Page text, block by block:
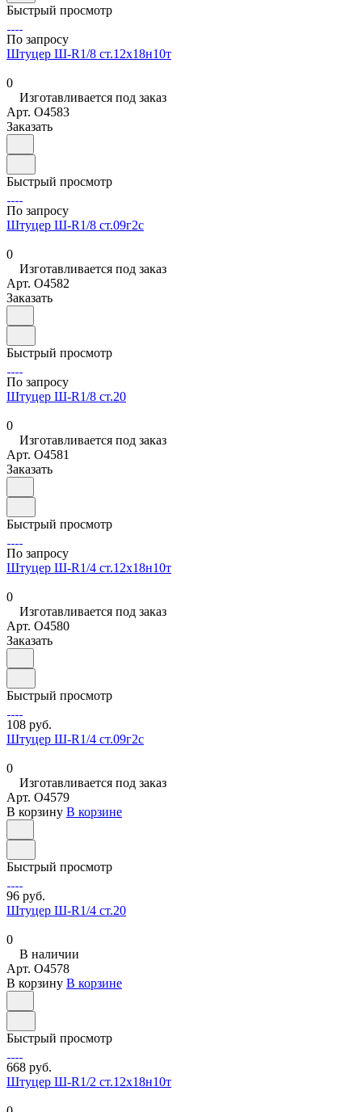
Быстрый просмотр
По запросу
Штуцер Ш-R1/8 ст.12х18н10т
0
Изготавливается под заказ
Арт. O4583
Заказать
Быстрый просмотр
По запросу
Штуцер Ш-R1/8 ст.09г2с
0
Изготавливается под заказ
Арт. O4582
Заказать
Быстрый просмотр
По запросу
Штуцер Ш-R1/8 ст.20
0
Изготавливается под заказ
Арт. O4581
Заказать
Быстрый просмотр
По запросу
Штуцер Ш-R1/4 ст.12х18н10т
0
Изготавливается под заказ
Арт. O4580
Заказать
Быстрый просмотр
108 руб.
Штуцер Ш-R1/4 ст.09г2с
0
Изготавливается под заказ
Арт. O4579
В корзину В корзине
Быстрый просмотр
96 руб.
Штуцер Ш-R1/4 ст.20
0
В наличии
Арт. O4578
В корзину В корзине
Быстрый просмотр
668 руб.
Штуцер Ш-R1/2 ст.12х18н10т